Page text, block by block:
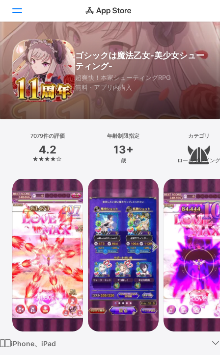
Today
ゲーム
アプリ
Arcade
検索
プラットフォーム
iPhone
iPad
Mac
Vision
Watch
TV
ゴシックは魔法乙女-美少女シュー
ティング-
超爽快！本家シューティングRPG
無料 · アプリ内購入
7079件の評価
4.2
年齢制限指定
13+
歳
カテゴリ
ロールプレイング
iPhone、iPad